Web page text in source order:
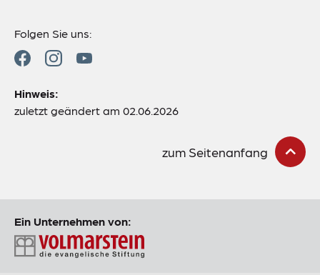
Folgen Sie uns:
Hinweis:
zuletzt geändert am 02.06.2026
zum Seitenanfang
Ein Unternehmen von: